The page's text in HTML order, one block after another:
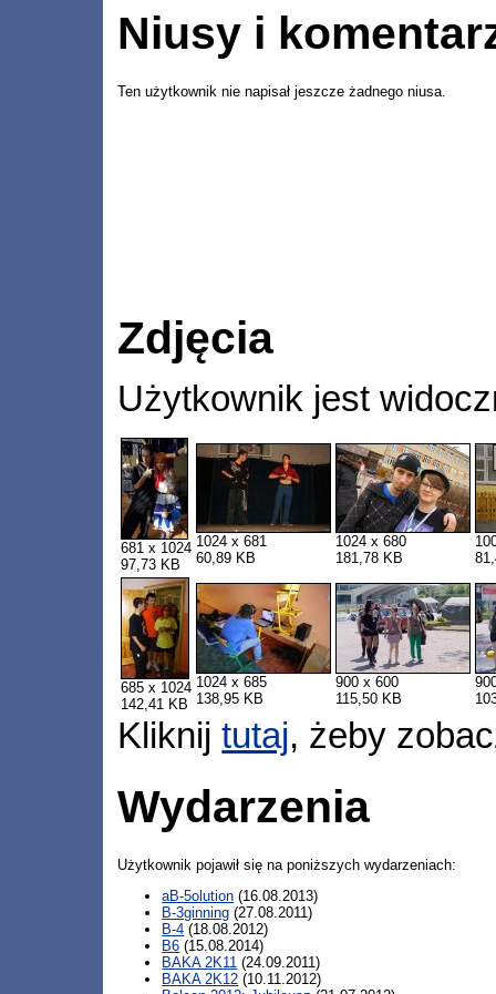
Niusy i
Ten użytkownik nie napisał jeszcze żadnego niusa.
Zdjęcia
Użytkownik jest
681 x 1024
97,73 KB
1024 x 681
60,89 KB
1024 x 680
181,78 KB
685 x 1024
142,41 KB
1024 x 685
138,95 KB
900 x 600
115,50 KB
Kliknijtutaj, żeby
Wydarzenia
Użytkownik pojawił się na poniższych wydarzeniach:
aB-5olution (16.08.2013)
B-3ginning (27.08.2011)
B-4 (18.08.2012)
B6 (15.08.2014)
BAKA 2K11 (24.09.2011)
BAKA 2K12 (10.11.2012)